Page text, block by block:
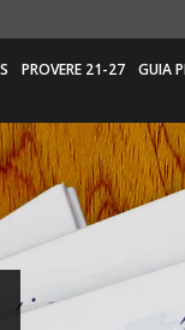
PROVERE 21-27 GUIA